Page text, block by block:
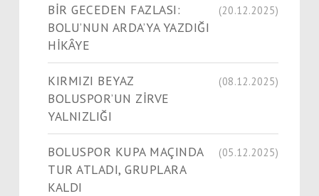
BİR GECEDEN FAZLASI:
BOLU’NUN ARDA’YA YAZDIĞI
HİKÂYE
(20.12.2025)
KIRMIZI BEYAZ
BOLUSPOR’UN ZİRVE
YALNIZLIĞI
(08.12.2025)
BOLUSPOR KUPA MAÇINDA
TUR ATLADI, GRUPLARA
KALDI
(05.12.2025)